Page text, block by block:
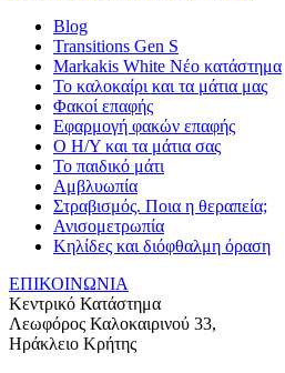
Blog
Transitions Gen S
Markakis White Νέο κατάστημα
Το καλοκαίρι και τα μάτια μας
Φακοί επαφής
Εφαρμογή φακών επαφής
Ο Η/Υ και τα μάτια σας
Το παιδικό μάτι
Αμβλυωπία
Στραβισμός. Ποια η θεραπεία;
Ανισομετρωπία
Κηλίδες και διόφθαλμη όραση
ΕΠΙΚΟΙΝΩΝΙΑ
Κεντρικό Κατάστημα
Λεωφόρος Καλοκαιρινού 33,
Ηράκλειο Κρήτης